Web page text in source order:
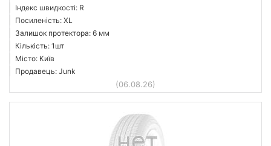
Індекс швидкості: R
Посиленість: XL
Залишок протектора: 6 мм
Кількість: 1шт
Місто: Київ
Продавець: Junk
(06.08.26)